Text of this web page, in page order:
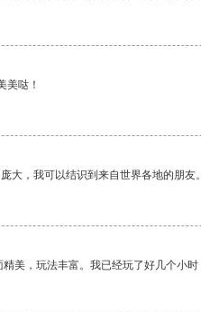
美哒！
大，我可以结识到来自世界各地的朋友。
美，玩法丰富。我已经玩了好几个小时